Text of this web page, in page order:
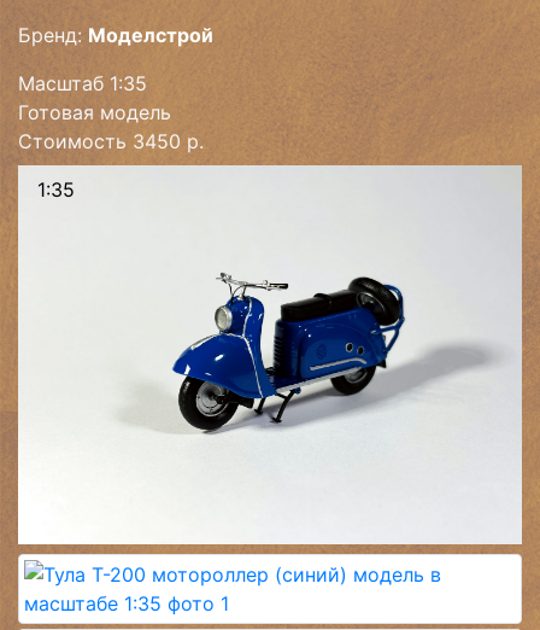
Бренд: Моделстрой
Масштаб 1:35
Готовая модель
Стоимость 3450 р.
1:35